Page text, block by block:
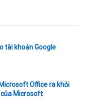
tài khoản Google
Office ra khỏi
Microsoft